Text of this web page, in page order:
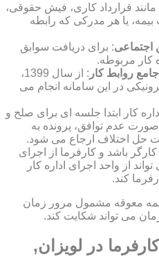
قرارداد کاری، فیش حقوقی،
یا هر مدرکی که رابطه
اجتماعی: برای دریافت سوابق
کار مربوطه.
روابط کار
: از سال 1399،
در این سامانه انجام می
کار ابتدا جلسه ای برای صلح و
عدم توافق، پرونده به
اختلاف ارجاع می شود.
باشد و کارفرما از اجرای
از واحد اجرای اداره کار
کند.
معوقه مشمول مرور زمان
می تواند شکایت کند.
در لویزان,